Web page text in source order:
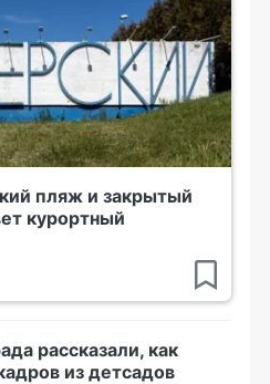
пляж и закрытый
курортный
рассказали, как
из детсадов